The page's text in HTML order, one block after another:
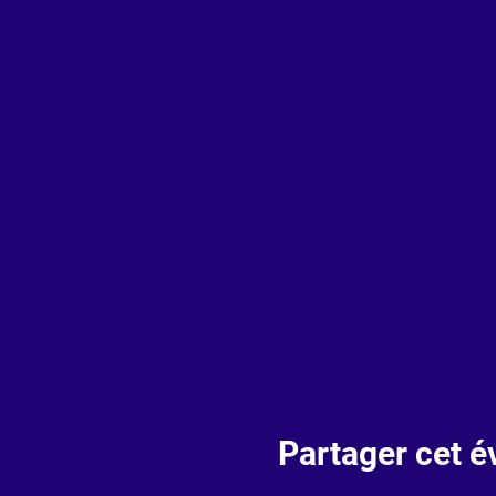
Partager cet